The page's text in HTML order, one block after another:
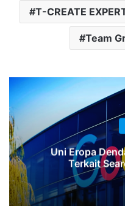
T-CREATE
Team
Uni Eropa
Terkait